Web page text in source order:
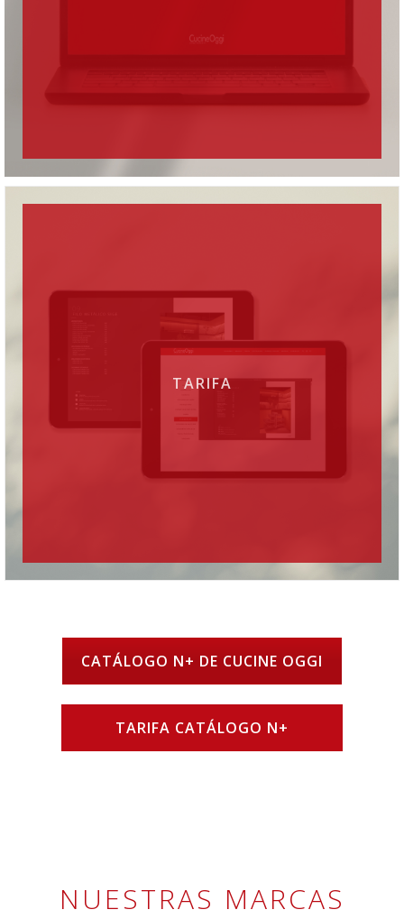
TARIFA
CATÁLOGO N+ DE CUCINE OGGI
TARIFA CATÁLOGO N+
NUESTRAS MARCAS